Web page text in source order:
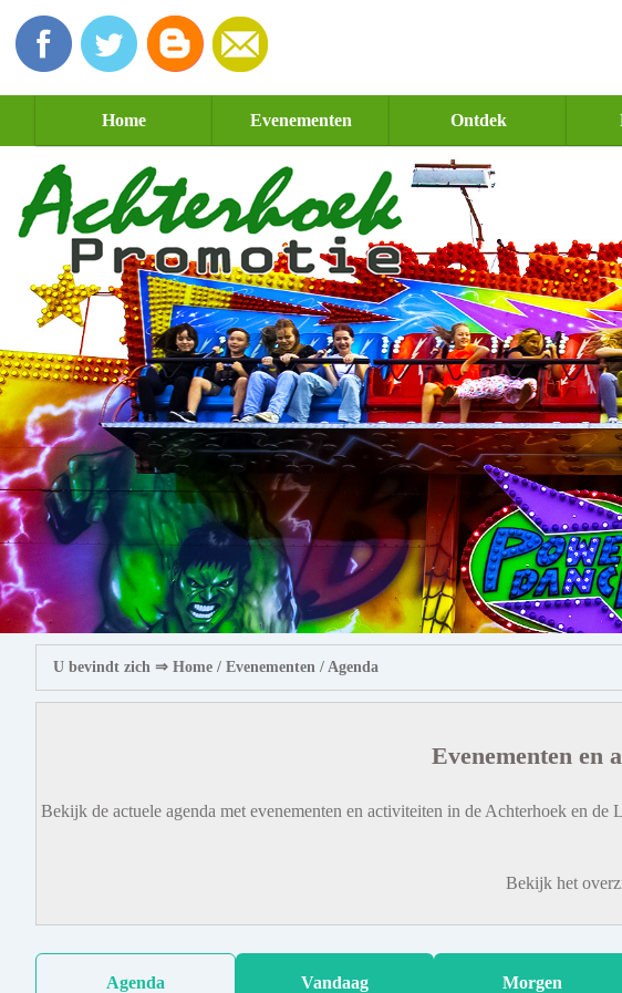
Home Evenementen Ontdek
U bevindt zich ⇒ Home / Evenementen / Agenda
Evenementen en
Bekijk de actuele agenda met evenementen en activiteiten in de Achterhoek en
Bekijk het
Agenda Vandaag Morgen